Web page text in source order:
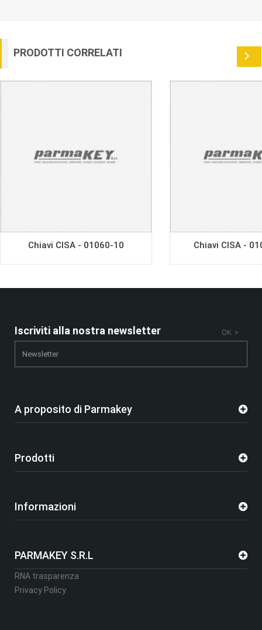
PRODOTTI CORRELATI
Chiavi CISA - 01060-10 Chiavi CISA -
Iscriviti alla nostra newsletter OK >
A proposito di Parmakey
Prodotti
Informazioni
PARMAKEY S.R.L
RNA trasparenza
Privacy Policy